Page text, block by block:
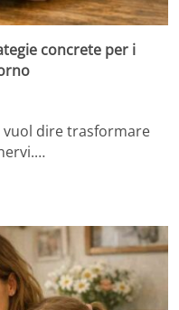
concrete per i
dire trasformare